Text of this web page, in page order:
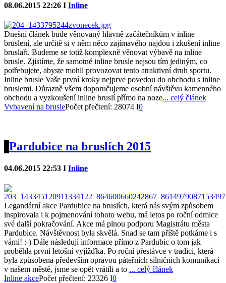
08.06.2015 22:26 I Inline
Dnešní článek bude věnovaný hlavně začátečníkům v inline
bruslení, ale určitě si v něm něco zajímavého najdou i zkušení inline
bruslaři. Budeme se totiž komplexně věnovat výbavě na inline
brusle. Zjistíme, že samotné inline brusle nejsou tím jediným, co
potřebujete, abyste mohli provozovat tento atraktivní druh sportu.
Inline brusle Vaše první kroky nejprve povedou do obchodu s inline
bruslemi. Důrazně všem doporučujeme osobní návštěvu kamenného
obchodu a vyzkoušení inline bruslí přímo na noze... celý článek
Vybavení na bruslePočet přečtení: 28074 I0
Pardubice na bruslích 2015
04.06.2015 22:53 I Inline
Legandární akce Pardubice na bruslích, která nás svým způsobem
inspirovala i k pojmenování tohoto webu, má letos po roční odmlce
své další pokračování. Akce má plnou podporu Magistrátu města
Pardubice. Návštěvnost byla skvělá. Snad se tam příště potkáme i s
vámi! :-) Dále následují informace přímo z Pardubic o tom jak
proběhla první letošní vyjížďka. Po roční přestávce v tradici, která
byla způsobena především opravou páteřních silničních komunikací
v našem městě, jsme se opět vrátili a to ... celý článek
Inline akcePočet přečtení: 23326 I0